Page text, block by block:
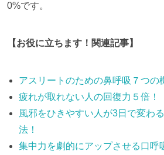
0%です。
【お役に立ちます！関連記事】
アスリートのための鼻呼吸７つの
疲れが取れない人の回復力５倍！
風邪をひきやすい人が3日で変わ
法！
集中力を劇的にアップさせる口呼